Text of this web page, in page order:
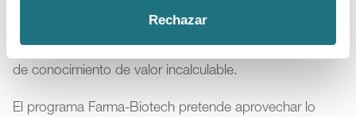
Rechazar
mayor dinamizador de la investigación biomédica
de conocimiento de valor incalculable.
El programa Farma-Biotech pretende aprovechar lo